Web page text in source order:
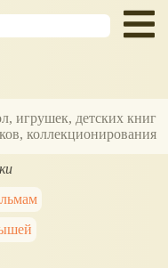
игрушек, детских книг
коллекционирования